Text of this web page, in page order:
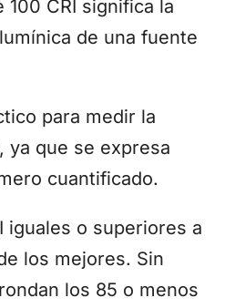
100 CRI significa la
de una fuente
para medir la
ya que se expresa
cuantificado.
iguales o superiores a
los mejores. Sin
los 85 o menos